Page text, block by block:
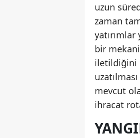
uzun
zaman
bir
iletildiğini
mevcut
ihracat